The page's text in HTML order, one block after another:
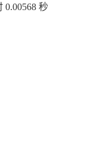
0.00568 秒